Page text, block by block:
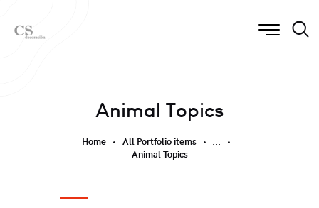
Animal Topics
Home All Portfolio items
...
Animal Topics